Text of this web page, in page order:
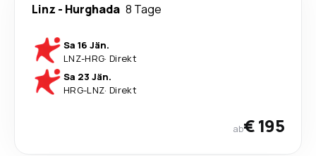
Linz - Hurghada 8 Tage
Sa 16 Jän.
LNZ-HRG· Direkt
Sa 23 Jän.
HRG-LNZ· Direkt
ab€ 195